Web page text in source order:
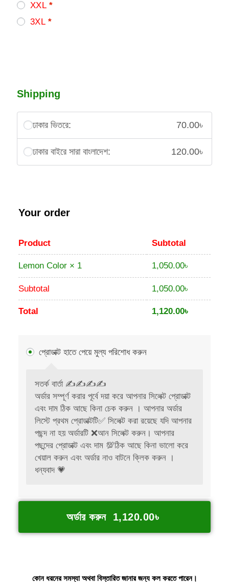
XXL*
3XL*
Shipping
ঢাকার ভিতরে: 70.00৳
ঢাকার বাইরে সারা বাংলাদেশ: 120.00৳
Your order
Product Subtotal
Lemon Color × 1 1,050.00৳
Subtotal 1,050.00৳
Total 1,120.00৳
প্রোডাক্ট হাতে পেয়ে মুল্য পরিশোধ করুন
সতর্ক বার্তা ✍️✍️✍️✍️
অর্ডার সম্পূর্ণ করার পূর্বে দয়া করে আপনার সিলেক্ট প্রোডাক্ট
এবং দাম ঠিক আছে কিনা চেক করুন । আপনার অর্ডার
লিস্টে প্রথম প্রোডাক্টটি✅ সিলেক্ট করা রয়েছে যদি আপনার
পছন্দ না হয় অর্ডারটি ❌আন সিলেক্ট করুন। আপনার
পছন্দের প্রোডাক্ট এবং দাম 💯ঠিক আছে কিনা ভালো করে
খেয়াল করুন এবং অর্ডার নাও বাটনে ক্লিক করুন ।
ধন্যবাদ 💗
অর্ডার করুন 1,120.00৳
কোন ধরনের সমস্যা অথবা বিস্তারিত জানার জন্য কল করতে পারেন।